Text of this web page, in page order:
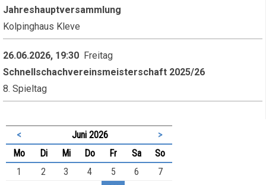
Jahreshauptversammlung
Kolpinghaus Kleve
26.06.2026, 19:30 Freitag
Schnellschachvereinsmeisterschaft 2025/26
8. Spieltag
< Juni 2026
>
Montag Dienstag
Mittwoch
Donnerstag
FreitagSamstag
Sonntag
1
2 3 4 5 6
7